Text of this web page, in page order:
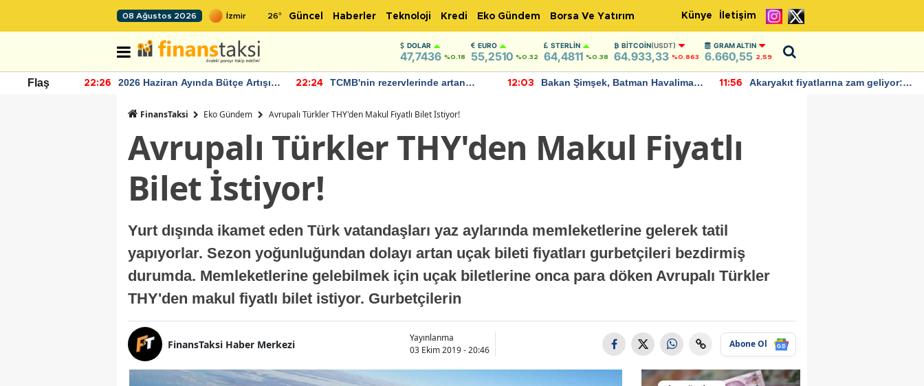
08 Ağustos 2026 26° Güncel Haberler Teknoloji Kredi Eko Gündem Borsa Ve Yatırım Künye İletişim
DOLAR
47,7436 %0.18
EURO
55,2510 %0.32
STERLIN
64,4811 %0.38
BITCOIN(USDT)
64.933,33 %0.863
GRAM ALTIN
6.660,55 2,59
Flaş 22:26
2026 Haziran Ayında Bütçe Artışı
22:24
TCMB'nin rezervlerinde artan
12:03
Bakan Şimşek, Batman Havalimanı
11:56
Akaryakıt fiyatlarına zam geliyor:
FinansTaksi Eko Gündem Avrupalı Türkler THY'den Makul Fiyatlı Bilet İstiyor!
Avrupalı Türkler THY'den Makul Fiyatlı
Bilet İstiyor!
Yurt dışında ikamet eden Türk vatandaşları yaz aylarında memleketlerine gelerek tatil
yapıyorlar. Sezon yoğunluğundan dolayı artan uçak bileti fiyatları gurbetçileri bezdirmiş
durumda. Memleketlerine gelebilmek için uçak biletlerine onca para döken Avrupalı Türkler
THY'den makul fiyatlı bilet istiyor. Gurbetçilerin
FinansTaksi Haber Merkezi
Yayınlanma
03 Ekim 2019 - 20:46
Abone Ol